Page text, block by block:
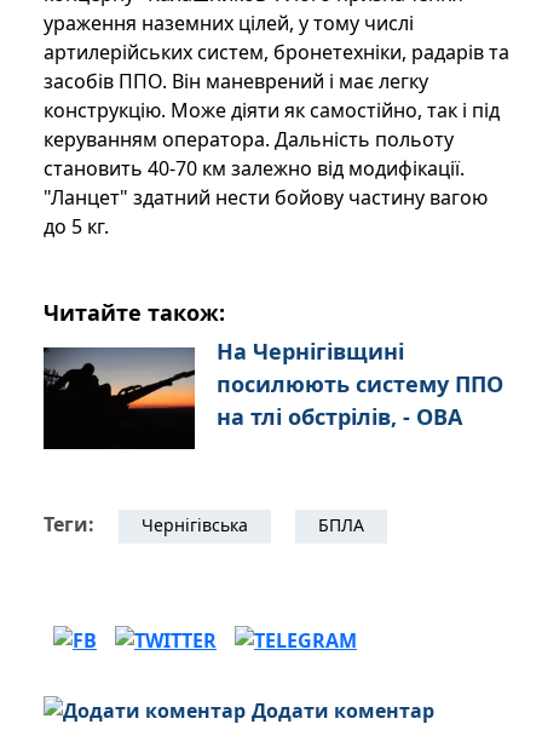
ураження наземних цілей, у тому числі
артилерійських систем, бронетехніки, радарів та
засобів ППО. Він маневрений і має легку
конструкцію. Може діяти як самостійно, так і під
керуванням оператора. Дальність польоту
становить 40-70 км залежно від модифікації.
"Ланцет" здатний нести бойову частину вагою
до 5 кг.
Читайте також:
На Чернігівщині
посилюють систему ППО
на тлі обстрілів, - ОВА
Теги: Чернігівська БПЛА
Додати коментар